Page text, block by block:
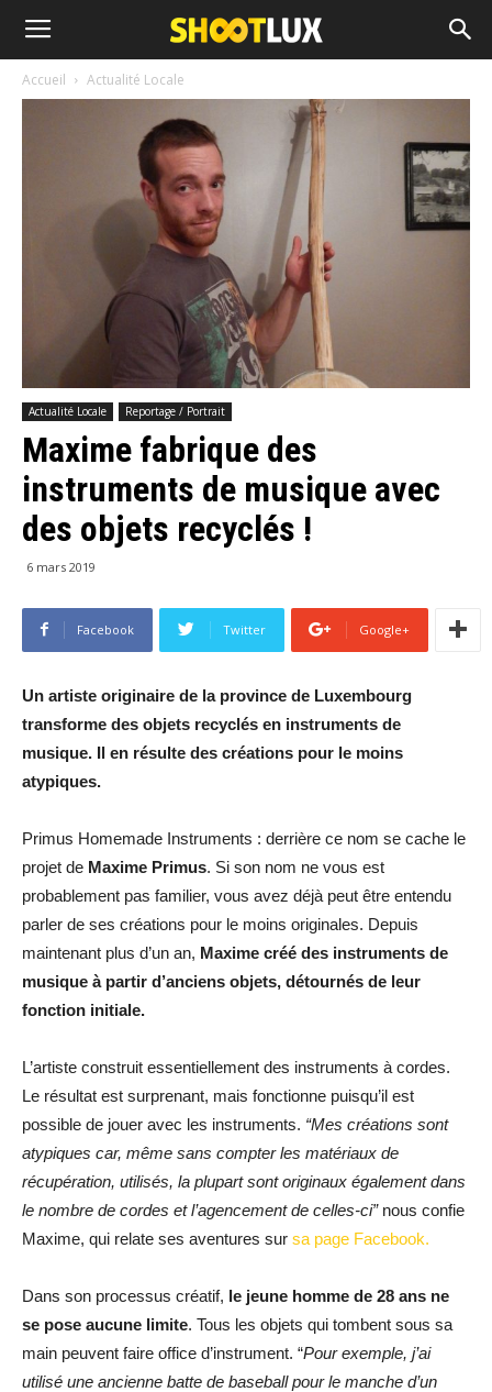
Accueil Actualité Locale
Actualité Locale Reportage / Portrait
Maxime fabrique des
instruments de musique avec
des objets recyclés !
6 mars 2019
Facebook Twitter Google+
Un artiste originaire de la province de Luxembourg
transforme des objets recyclés en instruments de
musique. Il en résulte des créations pour le moins
atypiques.
Primus Homemade Instruments : derrière ce nom se cache le
projet de Maxime Primus. Si son nom ne vous est
probablement pas familier, vous avez déjà peut être entendu
parler de ses créations pour le moins originales. Depuis
maintenant plus d’un an, Maxime créé des instruments de
musique à partir d’anciens objets, détournés de leur
fonction initiale.
L’artiste construit essentiellement des instruments à cordes.
Le résultat est surprenant, mais fonctionne puisqu’il est
possible de jouer avec les instruments. “Mes créations sont
atypiques car, même sans compter les matériaux de
récupération, utilisés, la plupart sont originaux également dans
le nombre de cordes et l’agencement de celles-ci” nous confie
Maxime, qui relate ses aventures sur sa page Facebook.
Dans son processus créatif, le jeune homme de 28 ans ne
se pose aucune limite. Tous les objets qui tombent sous sa
main peuvent faire office d’instrument. “Pour exemple, j’ai
utilisé une ancienne batte de baseball pour le manche d’un